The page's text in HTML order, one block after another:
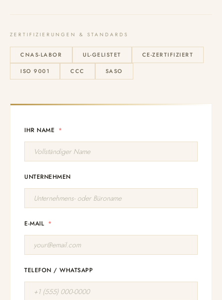
ZERTIFIZIERUNGEN & STANDARDS
CNAS-LABOR UL-GELISTET CE-ZERTIFIZIERT
ISO 9001 CCC SASO
IHR NAME
UNTERNEHMEN
E-MAIL
TELEFON / WHATSAPP